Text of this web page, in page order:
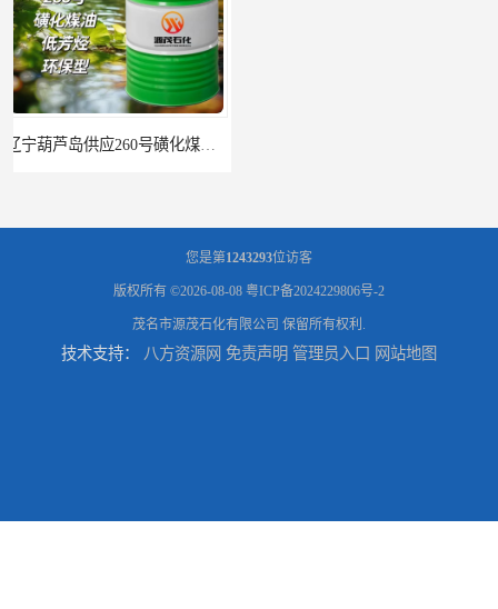
辽宁葫芦岛供应260号磺化煤油电解铜电解镍钴稀释剂
您是第1243293位访客
版权所有 ©2026-08-08 粤ICP备2024229806号-2
茂名市源茂石化有限公司 保留所有权利.
技术支持： 八方资源网 免责声明 管理员入口 网站地图